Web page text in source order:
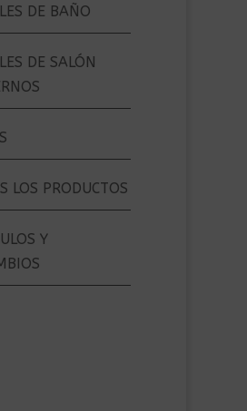
DE BAÑO
DE SALÓN
LOS PRODUCTOS
Y